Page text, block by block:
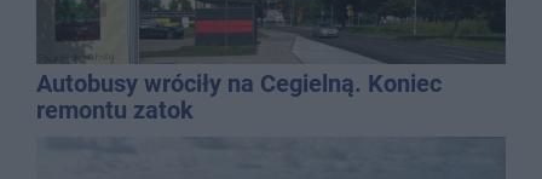
Autobusy wróciły na Cegielną. Koniec
remontu zatok